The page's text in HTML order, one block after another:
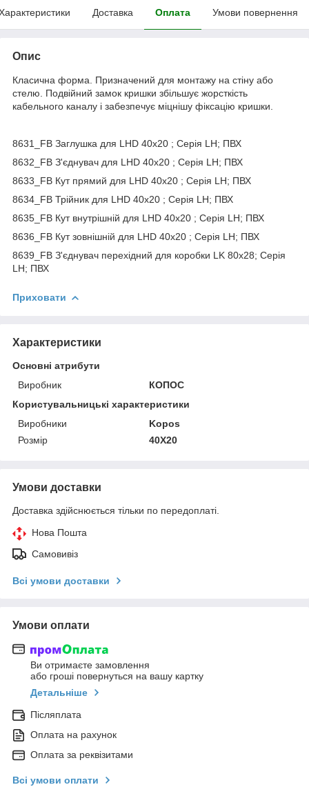
Доставка Оплата Умови повернення
Опис
Класична форма. Призначений для монтажу на стіну або
стелю. Подвійний замок кришки збільшує жорсткість
кабельного каналу і забезпечує міцнішу фіксацію кришки.
8631_FB Заглушка для LHD 40x20 ; Серія LH; ПВХ
8632_FB З'єднувач для LHD 40x20 ; Серія LH; ПВХ
8633_FB Кут прямий для LHD 40x20 ; Серія LH; ПВХ
8634_FB Трійник для LHD 40x20 ; Серія LH; ПВХ
8635_FB Кут внутрішній для LHD 40x20 ; Серія LH; ПВХ
8636_FB Кут зовнішній для LHD 40x20 ; Серія LH; ПВХ
8639_FB З'єднувач перехідний для коробки LK 80x28; Серія
LH; ПВХ
Приховати
Характеристики
Основні атрибути
Виробник
КОПОС
Користувальницькі характеристики
Виробники
Kopos
Розмір
40X20
Умови доставки
Доставка здійснюється тільки по передоплаті.
Нова Пошта
Самовивіз
Всі умови доставки
Умови оплати
Ви отримаєте замовлення
або гроші повернуться на вашу картку
Детальніше
Післяплата
Оплата на рахунок
Оплата за реквізитами
Всі умови оплати